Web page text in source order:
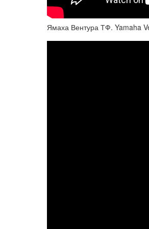
Ямаха Вентура ТФ. Yamaha